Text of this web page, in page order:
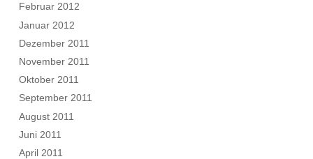
Februar 2012
Januar 2012
Dezember 2011
November 2011
Oktober 2011
September 2011
August 2011
Juni 2011
April 2011